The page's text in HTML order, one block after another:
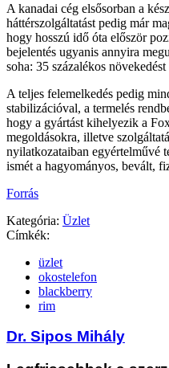
A kanadai cég elsősorban a
háttérszolgáltatást pedig már
hogy hosszú idő óta először
bejelentés ugyanis annyira
soha: 35 százalékos
A teljes felemelkedés pedig
stabilizációval, a termelés
hogy a gyártást kihelyezik a
megoldásokra, illetve
nyilatkozataiban egyértelművé
ismét a hagyományos, bevált,
Forrás
Kategória: Üzlet
Címkék:
üzlet
okostelefon
blackberry
rim
Dr. Sipos Mihály